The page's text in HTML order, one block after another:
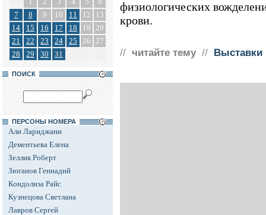
7
8 9 10 11 12
13
14
15 16 17 18 19 20
21
22 23 24 25 26 27
28
29 30 31
ПОИСК
ПЕРСОНЫ НОМЕРА
Али Лариджани
Дементьева Елена
Зеллик Роберт
Зюганов Геннадий
Кондолиза Райс
Кузнецова Светлана
Лавров Сергей
физиологических
крови.
// читайте тему // Выставки